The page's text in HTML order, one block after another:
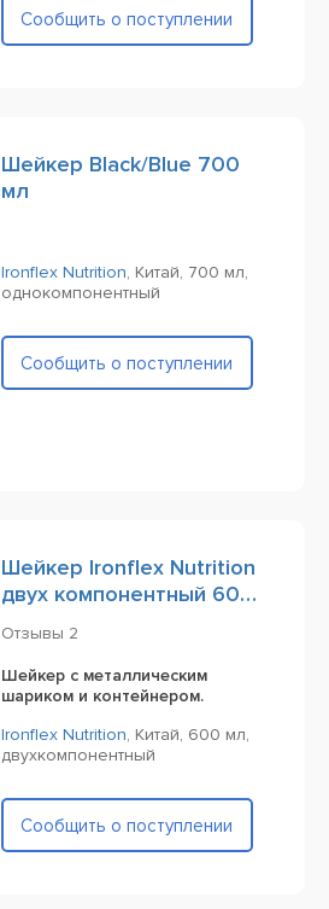
Сообщить о поступлении
Шейкер Black/Blue 700
мл
Ironflex Nutrition, Китай, 700 мл,
однокомпонентный
Сообщить о поступлении
Шейкер Ironflex Nutrition
двух компонентный 600
Отзывы 2
Шейкер с металлическим
шариком и контейнером.
Ironflex Nutrition, Китай, 600 мл,
двухкомпонентный
Сообщить о поступлении